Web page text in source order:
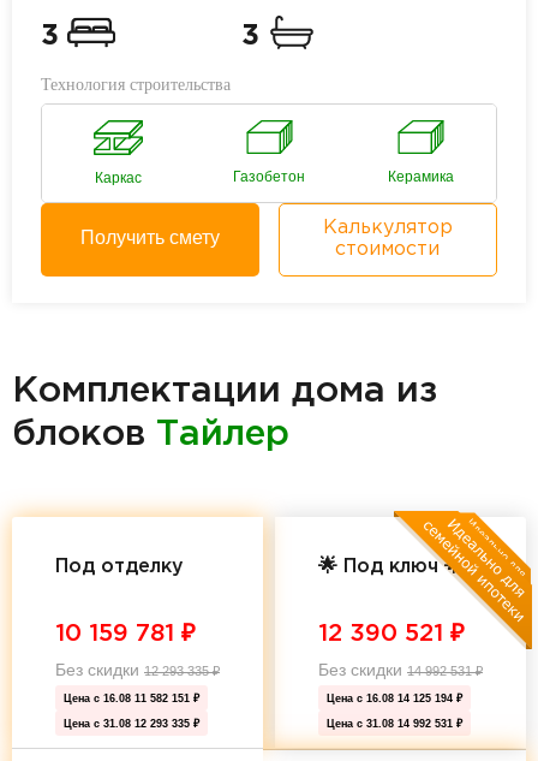
3 3
Технология строительства
Каркас Газобетон Керамика
Получить смету
Калькулятор
стоимости
Комплектации дома из
блоков Тайлер
Под отделку
10 159 781 ₽
Без скидки 12 293 335₽
Цена с 16.08 11 582 151 ₽
Цена с 31.08 12 293 335 ₽
🌟 Под ключ 🌟
12 390 521 ₽
Без скидки 14 992 531₽
Цена с 16.08 14 125 194 ₽
Цена с 31.08 14 992 531 ₽